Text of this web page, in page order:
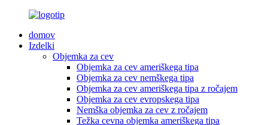
domov
Izdelki
Objemka za cev
Objemka za cev ameriškega tipa
Objemka za cev nemškega tipa
Objemka za cev ameriškega tipa z ročajem
Objemka za cev evropskega tipa
Nemška objemka za cev z ročajem
Težka cevna objemka ameriškega tipa